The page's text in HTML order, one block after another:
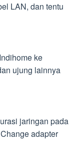
LAN, dan tentu
ke
ujung lainnya
jaringan pada
adapter